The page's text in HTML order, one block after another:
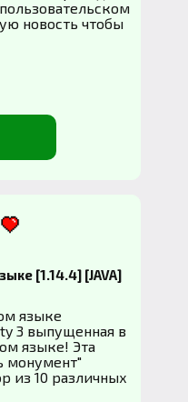
новость чтобы
[1.14.4] [JAVA]
языке
3 выпущенная в
языке! Эта
монумент"
из 10 различных